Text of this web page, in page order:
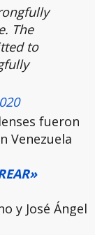
The
to
fueron
Venezuela
y José Ángel